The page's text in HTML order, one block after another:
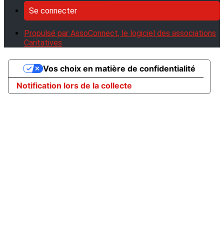
Se connecter
Propulsé par AssoConnect, le logiciel des associations
Caritatives
Notification lors de la collecte
Vos choix en matière de confidentialité